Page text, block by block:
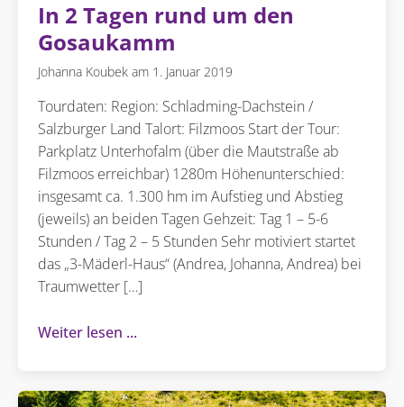
In 2 Tagen rund um den
Gosaukamm
Johanna Koubek 1. Januar 2019
Tourdaten: Region: Schladming-Dachstein /
Salzburger Land Talort: Filzmoos Start der Tour:
Parkplatz Unterhofalm (über die Mautstraße ab
Filzmoos erreichbar) 1280m Höhenunterschied:
insgesamt ca. 1.300 hm im Aufstieg und Abstieg
(jeweils) an beiden Tagen Gehzeit: Tag 1 – 5-6
Stunden / Tag 2 – 5 Stunden Sehr motiviert startet
das „3-Mäderl-Haus“ (Andrea, Johanna, Andrea) bei
Traumwetter […]
Weiter lesen